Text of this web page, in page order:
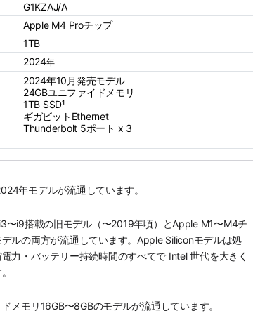
G1KZAJ/A
Apple M4 Proチップ
1TB
2024年
2024年10月発売モデル
24GBユニファイドメモリ
1TB SSD¹
ギガビットEthernet
Thunderbolt 5ポート x 3
年モデルが流通しています。
〜i9搭載の旧モデル（〜2019年頃）とApple M1〜M4チ
デルの両方が流通しています。Apple Siliconモデルは処
力・バッテリー持続時間のすべてで Intel 世代を大きく
メモリ16GB〜8GBのモデルが流通しています。